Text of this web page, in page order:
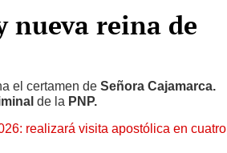
nueva reina de
el certamen de Señora Cajamarca.
de la PNP.
realizará visita apostólica en cuatro